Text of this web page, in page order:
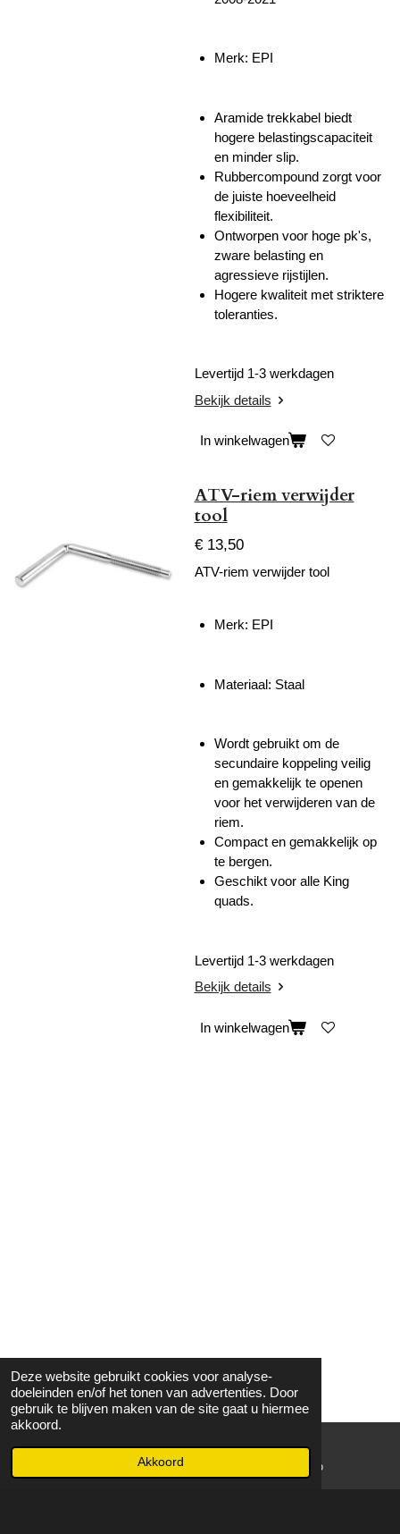
Deze website gebruikt cookies voor analyse-
doeleinden en/of het tonen van advertenties. Door
gebruik te blijven maken van de site gaat u hiermee
akkoord.
Akkoord
Merk: EPI
Aramide trekkabel biedt
hogere belastingscapaciteit
en minder slip.
Rubbercompound zorgt voor
de juiste hoeveelheid
flexibiliteit.
Ontworpen voor hoge pk's,
zware belasting en
agressieve rijstijlen.
Hogere kwaliteit met striktere
toleranties.
Levertijd 1-3 werkdagen
Bekijk details
In winkelwagen
ATV-riem verwijder
tool
€ 13,50
ATV-riem verwijder tool
Merk: EPI
Materiaal: Staal
Wordt gebruikt om de
secundaire koppeling veilig
en gemakkelijk te openen
voor het verwijderen van de
riem.
Compact en gemakkelijk op
te bergen.
Geschikt voor alle King
quads.
Levertijd 1-3 werkdagen
Bekijk details
In winkelwagen
WhatsApp